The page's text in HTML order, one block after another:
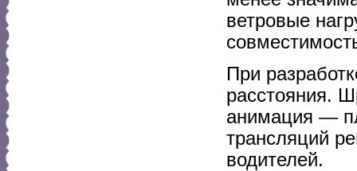
ветровые
При
расстояния.
анимация —
трансляций
водителей.